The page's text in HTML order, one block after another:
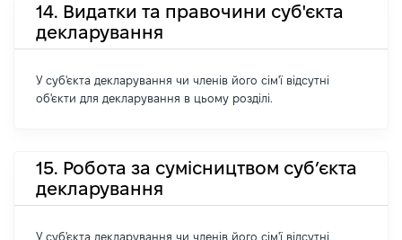
14. Видатки та правочини суб'єкта
декларування
У суб'єкта декларування чи членів його сім'ї відсутні
об'єкти для декларування в цьому розділі.
15. Робота за сумісництвом суб’єкта
декларування
У суб'єкта декларування чи членів його сім'ї відсутні